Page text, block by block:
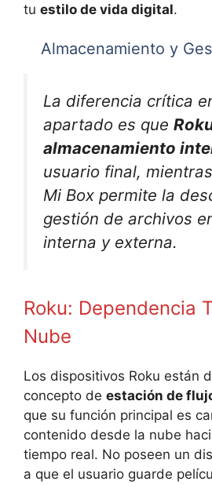
tu estilo de vida digital.
Almacenamiento y
La diferencia crítica
apartado es que
almacenamiento
usuario final,
Mi Box permite la
gestión de archivos
interna y externa.
Roku: Dependencia
Nube
Los dispositivos Roku están
concepto de estación de
que su función principal es
contenido desde la nube
tiempo real. No poseen un
a que el usuario guarde